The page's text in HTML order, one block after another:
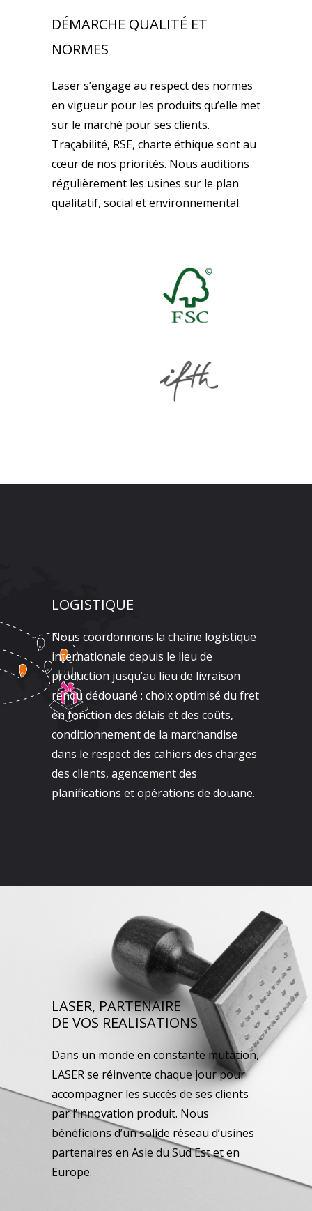
DÉMARCHE QUALITÉ ET
NORMES
Laser s’engage au respect des normes
en vigueur pour les produits qu’elle met
sur le marché pour ses clients.
Traçabilité, RSE, charte éthique sont au
cœur de nos priorités. Nous auditions
régulièrement les usines sur le plan
qualitatif, social et environnemental.
LOGISTIQUE
Nous coordonnons la chaine logistique
internationale depuis le lieu de
production jusqu’au lieu de livraison
rendu dédouané : choix optimisé du fret
en fonction des délais et des coûts,
conditionnement de la marchandise
dans le respect des cahiers des charges
des clients, agencement des
planifications et opérations de douane.
LASER, PARTENAIRE
DE VOS REALISATIONS
Dans un monde en constante mutation,
LASER se réinvente chaque jour pour
accompagner les succès de ses clients
par l’innovation produit. Nous
bénéficions d’un solide réseau d’usines
partenaires en Asie du Sud Est et en
Europe.